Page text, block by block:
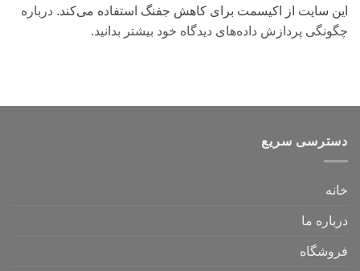
این سایت از اکیسمت برای کاهش جفنگ استفاده می‌کند. درباره
چگونگی پردازش داده‌های دیدگاه خود بیشتر بدانید.
دسترسی سریع
خانه
درباره ما
فروشگاه